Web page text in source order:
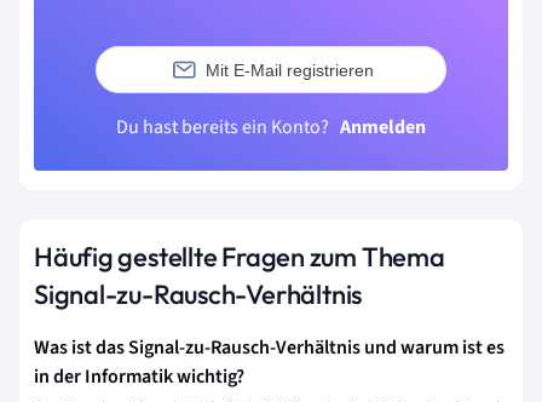
Mit E-Mail registrieren
Du hast bereits ein Konto? Anmelden
Häufig gestellte Fragen zum Thema
Signal-zu-Rausch-Verhältnis
Was ist das Signal-zu-Rausch-Verhältnis und warum ist es
in der Informatik wichtig?